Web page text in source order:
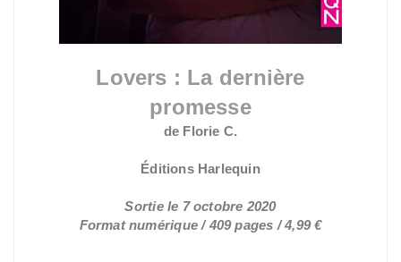
Lovers : La dernière
promesse
de Florie C.
Éditions Harlequin
Sortie le 7 octobre 2020
Format numérique/ 409 pages / 4,99 €